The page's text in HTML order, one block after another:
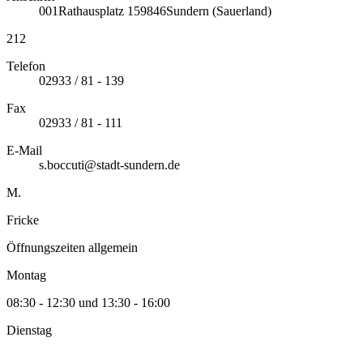
001Rathausplatz 1 59846Sundern (Sauerland)
212
Telefon
02933 / 81 - 139
Fax
02933 / 81 - 111
E-Mail
s.boccuti@stadt-sundern.de
M.
Fricke
Öffnungszeiten allgemein
Montag
08:30 - 12:30 und 13:30 - 16:00
Dienstag